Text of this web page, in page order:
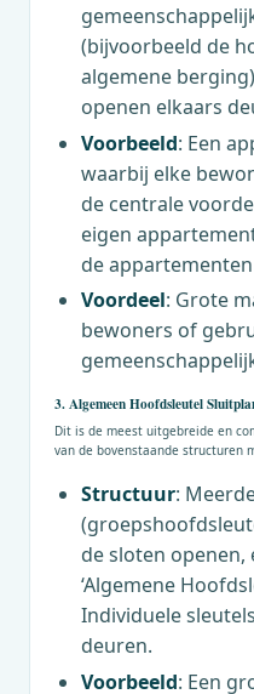
(bijvoorbeeld de
algemene
openen elkaars
Voorbeeld: Een
waarbij elke
de centrale
eigen
de
Voordeel: Grote
bewoners of
3. Algemeen Hoofdsleutel
Dit is de meest uitgebreide en
van de bovenstaande structuren
Structuur:
de sloten openen,
‘Algemene
Individuele
deuren.
Voorbeeld: Een